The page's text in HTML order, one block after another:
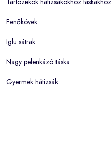
Fenőkövek
Iglu sátrak
Nagy pelenkázó táska
Gyermek hátizsák